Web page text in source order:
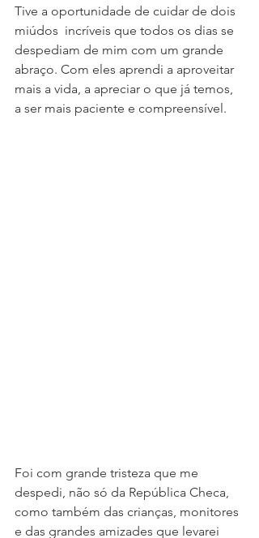
Tive a oportunidade de cuidar de dois
miúdos  incríveis que todos os dias se
despediam de mim com um grande
abraço. Com eles aprendi a aproveitar
mais a vida, a apreciar o que já temos,
a ser mais paciente e compreensível.
Foi com grande tristeza que me
despedi, não só da República Checa,
como também das crianças, monitores
e das grandes amizades que levarei